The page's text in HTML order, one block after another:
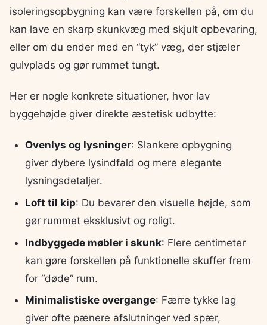
isoleringsopbygning kan være forskellen på, om du
kan lave en skarp skunkvæg med skjult opbevaring,
eller om du ender med en “tyk” væg, der stjæler
gulvplads og gør rummet tungt.
Her er nogle konkrete situationer, hvor lav
byggehøjde giver direkte æstetisk udbytte:
Ovenlys og lysninger: Slankere opbygning
giver dybere lysindfald og mere elegante
lysningsdetaljer.
Loft til kip: Du bevarer den visuelle højde, som
gør rummet eksklusivt og roligt.
Indbyggede møbler i skunk: Flere centimeter
kan gøre forskellen på funktionelle skuffer frem
for “døde” rum.
Minimalistiske overgange: Færre tykke lag
giver ofte pænere afslutninger ved spær,